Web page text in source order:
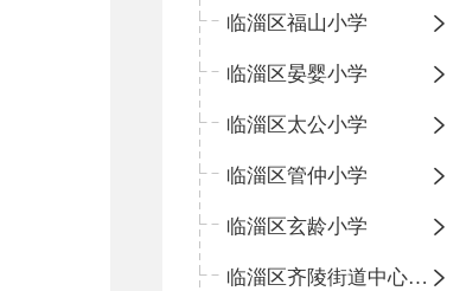
临淄区福山小学
临淄区晏婴小学
临淄区太公小学
临淄区管仲小学
临淄区玄龄小学
临淄区齐陵街道中心学校